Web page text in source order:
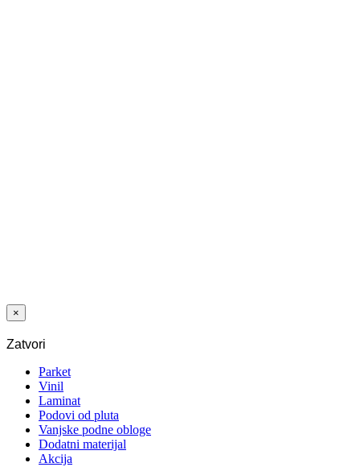
×
Zatvori
Parket
Vinil
Laminat
Podovi od pluta
Vanjske podne obloge
Dodatni materijal
Akcija